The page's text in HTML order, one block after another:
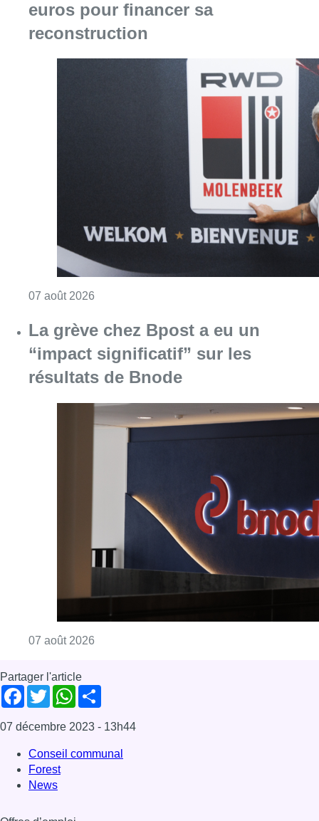
euros pour financer sa
reconstruction
07 août 2026
La grève chez Bpost a eu un
“impact significatif” sur les
résultats de Bnode
07 août 2026
Partager l'article
Facebook
TwitterWhatsApp
07 décembre 2023 - 13h44
Conseil communal
Forest
News